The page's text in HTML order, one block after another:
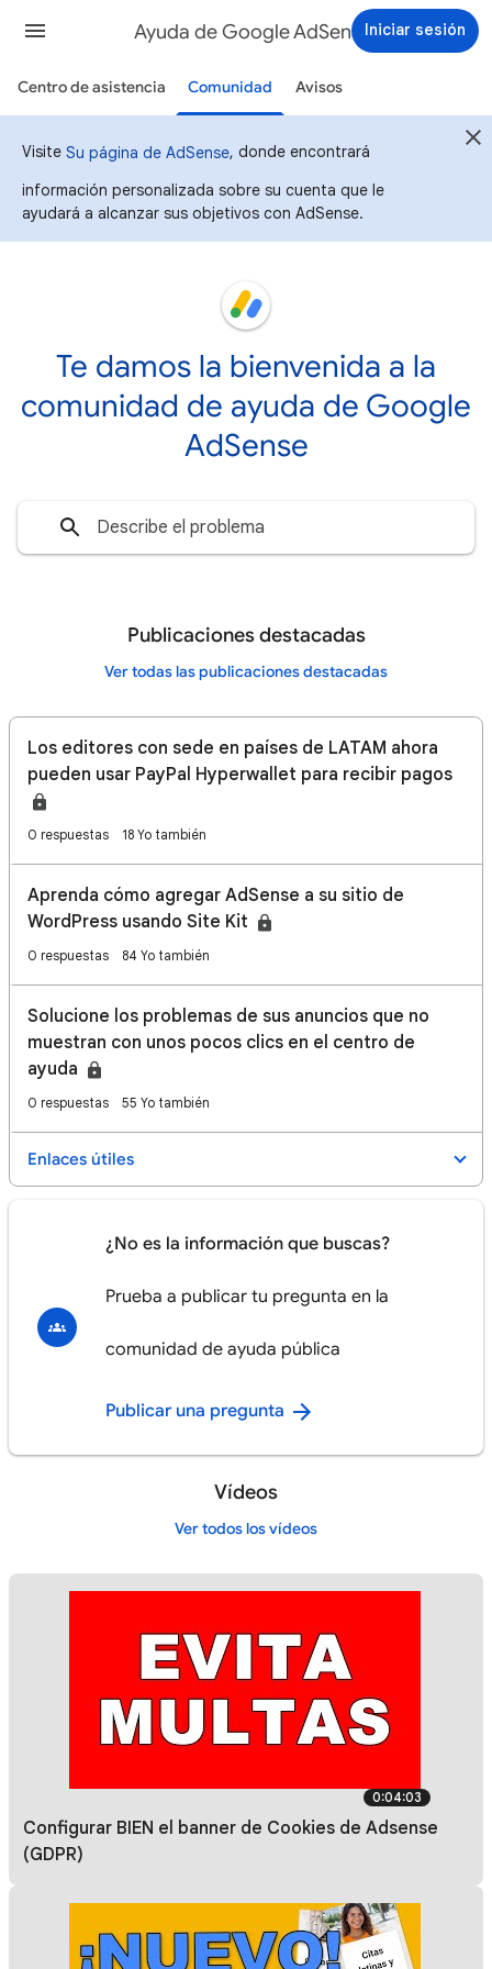
Ayuda de Google AdSenseIniciar sesión
Centro de asistencia Comunidad Avisos
Visite Su página de AdSense, donde encontrará
información personalizada sobre su cuenta que le
ayudará a alcanzar sus objetivos con AdSense.
Te damos la bienvenida a la
comunidad de ayuda de Google
AdSense
Publicaciones destacadas
Ver todas las publicaciones destacadas
Los editores con sede en países de LATAM ahora
pueden usar PayPal Hyperwallet para recibir pagos
0 respuestas 18 Yo también
Aprenda cómo agregar AdSense a su sitio de
WordPress usando Site Kit
0 respuestas 84 Yo también
Solucione los problemas de sus anuncios que no
muestran con unos pocos clics en el centro de
ayuda
0 respuestas 55 Yo también
Enlaces útiles
¿No es la información que buscas?
Prueba a publicar tu pregunta en la
comunidad de ayuda pública
Publicar una pregunta
Vídeos
Ver todos los vídeos
0:04:03
Configurar BIEN el banner de Cookies de Adsense
(GDPR)